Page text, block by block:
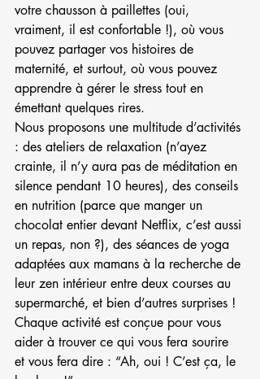
votre chausson à paillettes (oui,
vraiment, il est confortable !), où vous
pouvez partager vos histoires de
maternité, et surtout, où vous pouvez
apprendre à gérer le stress tout en
émettant quelques rires.
Nous proposons une multitude d’activités
: des ateliers de relaxation (n’ayez
crainte, il n’y aura pas de méditation en
silence pendant 10 heures), des conseils
en nutrition (parce que manger un
chocolat entier devant Netflix, c’est aussi
un repas, non ?), des séances de yoga
adaptées aux mamans à la recherche de
leur zen intérieur entre deux courses au
supermarché, et bien d’autres surprises !
Chaque activité est conçue pour vous
aider à trouver ce qui vous fera sourire
et vous fera dire : “Ah, oui ! C’est ça, le